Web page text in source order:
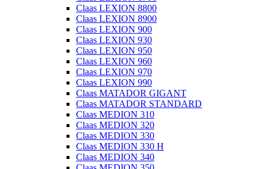
Claas LEXION 8800
Claas LEXION 8900
Claas LEXION 900
Claas LEXION 930
Claas LEXION 950
Claas LEXION 960
Claas LEXION 970
Claas LEXION 990
Claas MATADOR GIGANT
Claas MATADOR STANDARD
Claas MEDION 310
Claas MEDION 320
Claas MEDION 330
Claas MEDION 330 H
Claas MEDION 340